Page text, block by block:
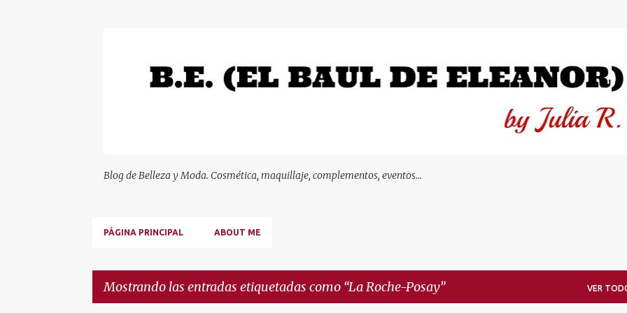
Blog de Belleza y Moda. Cosmética, maquillaje, complementos, eventos...
PÁGINA PRINCIPAL ABOUT ME
Mostrando las entradas etiquetadas como La Roche-Posay VER